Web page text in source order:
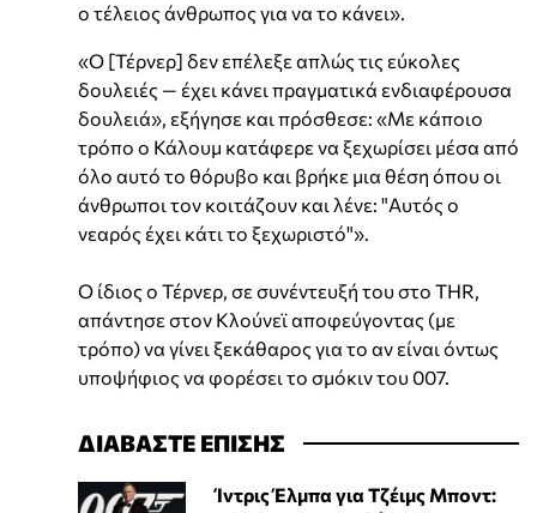
ο τέλειος άνθρωπος για να το κάνει».
«Ο [Τέρνερ] δεν επέλεξε απλώς τις εύκολες
δουλειές — έχει κάνει πραγματικά ενδιαφέρουσα
δουλειά», εξήγησε και πρόσθεσε: «Με κάποιο
τρόπο ο Κάλουμ κατάφερε να ξεχωρίσει μέσα από
όλο αυτό το θόρυβο και βρήκε μια θέση όπου οι
άνθρωποι τον κοιτάζουν και λένε: "Αυτός ο
νεαρός έχει κάτι το ξεχωριστό"».
Ο ίδιος ο Τέρνερ, σε συνέντευξή του στο THR,
απάντησε στον Κλούνεϊ αποφεύγοντας (με
τρόπο) να γίνει ξεκάθαρος για το αν είναι όντως
υποψήφιος να φορέσει το σμόκιν του 007.
ΔΙΑΒΑΣΤΕ ΕΠΙΣΗΣ
Ίντρις Έλμπα για Τζέιμς Μποντ: